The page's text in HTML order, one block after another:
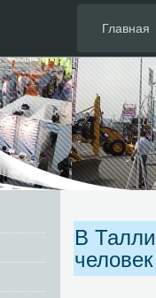
Главная
В
человек